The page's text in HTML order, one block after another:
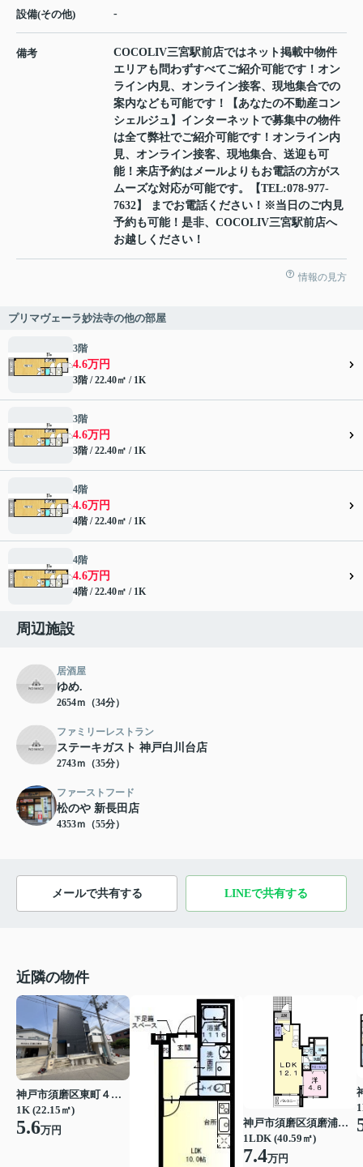
設備(その他) -
備考
COCOLIV三宮駅前店ではネット掲載中物件
エリアも問わずすべてご紹介可能です！オン
ライン内見、オンライン接客、現地集合での
案内なども可能です！【あなたの不動産コン
シェルジュ】インターネットで募集中の物件
は全て弊社でご紹介可能です！オンライン内
見、オンライン接客、現地集合、送迎も可
能！来店予約はメールよりもお電話の方がス
ムーズな対応が可能です。【TEL:078-977-
7632】 までお電話ください！※当日のご内見
予約も可能！是非、COCOLIV三宮駅前店へ
お越しください！
情報の見方
プリマヴェーラ妙法寺の他の部屋
3階
4.6万円
3階 / 22.40㎡ / 1K
3階
4.6万円
3階 / 22.40㎡ / 1K
4階
4.6万円
4階 / 22.40㎡ / 1K
4階
4.6万円
4階 / 22.40㎡ / 1K
周辺施設
居酒屋
ゆめ.
2654ｍ（34分）
ファミリーレストラン
ステーキガスト 神戸白川台店
2743ｍ（35分）
ファーストフード
松のや 新長田店
4353ｍ（55分）
メールで共有する LINEで共有する
近隣の物件
神戸市須磨区東町４丁目
1K (22.15㎡)
5.6万円
神戸市須磨区須磨浦通５丁目
1LDK (40.59㎡)
7.4万円